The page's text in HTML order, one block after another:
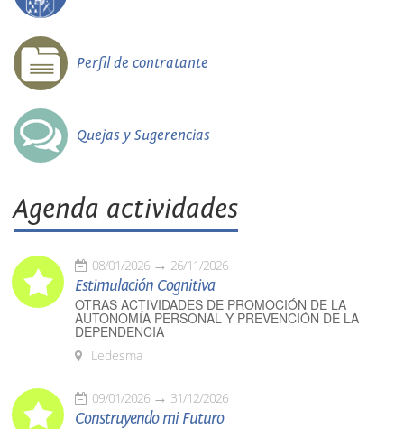
Perfil de contratante
Quejas y Sugerencias
Agenda actividades
08/01/2026 26/11/2026
Estimulación Cognitiva
OTRAS ACTIVIDADES DE PROMOCIÓN DE LA
AUTONOMÍA PERSONAL Y PREVENCIÓN DE LA
DEPENDENCIA
Ledesma
09/01/2026 31/12/2026
Construyendo mi Futuro